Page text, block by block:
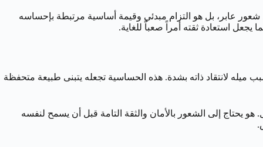
عابر، بل هو التزام مبدئي وقيمة أساسية مرتبطة بإحساسه
يجعل استعادة ثقته أمراً صعباً للغاية.
لانتقاد ذاته بشدة. هذه الحساسية تجعله يتبنى طبيعة متحفظة
هو يحتاج إلى الشعور بالأمان والثقة التامة قبل أن يسمح لنفسه